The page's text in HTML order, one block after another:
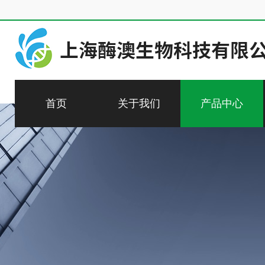
首页 关于我们 产品中心